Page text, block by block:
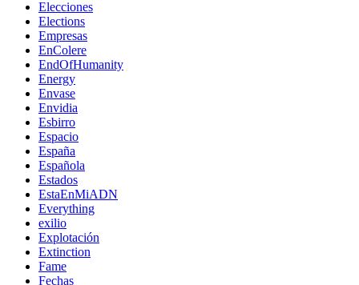
Elecciones
Elections
Empresas
EnColere
EndOfHumanity
Energy
Envase
Envidia
Esbirro
Espacio
España
Española
Estados
EstaEnMiADN
Everything
exilio
Explotación
Extinction
Fame
Fechas